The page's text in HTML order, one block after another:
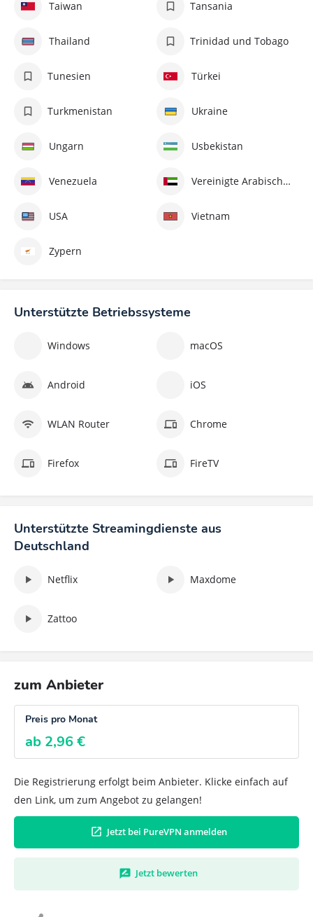
Taiwan Tansania
Thailand Trinidad und Tobago
Tunesien Türkei
Turkmenistan Ukraine
Ungarn Usbekistan
Venezuela Vereinigte Arabische Emirate
USA Vietnam
Zypern
Unterstützte Betriebssysteme
Windows macOS
Android iOS
WLAN Router Chrome
Firefox FireTV
Unterstützte Streamingdienste aus
Deutschland
Netflix Maxdome
Zattoo
zum Anbieter
Preis pro Monat
ab 2,96 €
Die Registrierung erfolgt beim Anbieter. Klicke einfach auf
den Link, um zum Angebot zu gelangen!
Jetzt bei PureVPN anmelden
Jetzt bewerten